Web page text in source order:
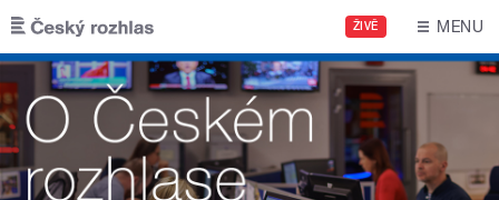
Přejít k hlavnímu obsahu
ŽIVĚ MENU